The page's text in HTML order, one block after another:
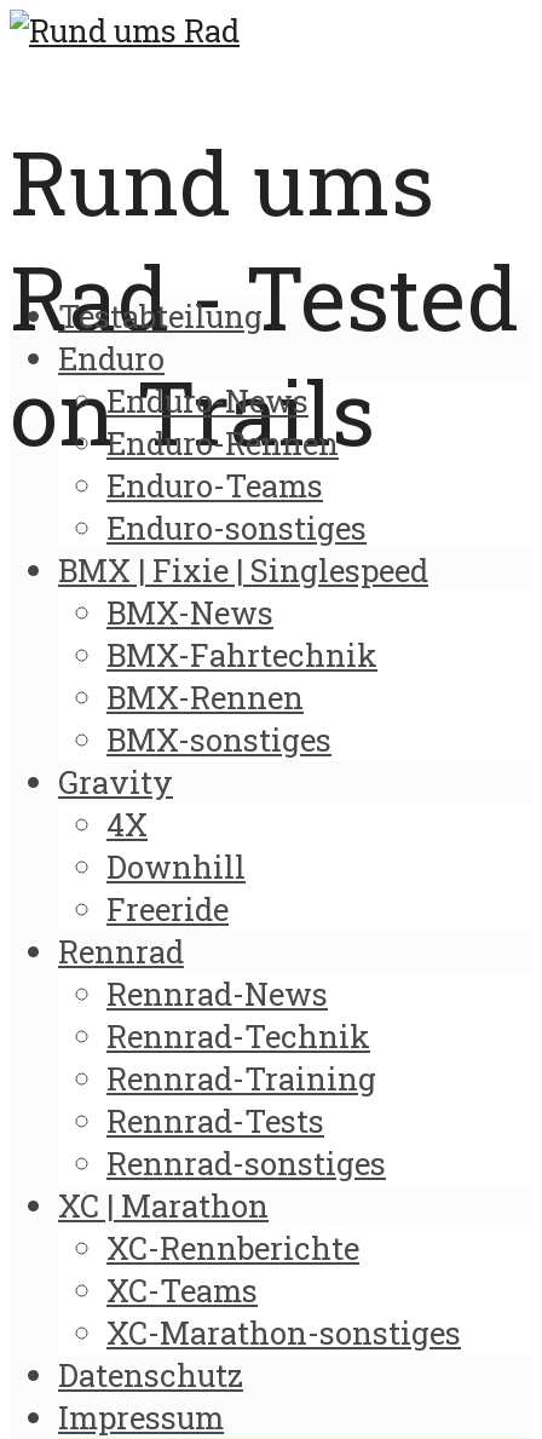
Rund ums
Rad - Tested
on Trails
Testabteilung
Enduro
Enduro-News
Enduro-Rennen
Enduro-Teams
Enduro-sonstiges
BMX | Fixie | Singlespeed
BMX-News
BMX-Fahrtechnik
BMX-Rennen
BMX-sonstiges
Gravity
4X
Downhill
Freeride
Rennrad
Rennrad-News
Rennrad-Technik
Rennrad-Training
Rennrad-Tests
Rennrad-sonstiges
XC | Marathon
XC-Rennberichte
XC-Teams
XC-Marathon-sonstiges
Datenschutz
Impressum